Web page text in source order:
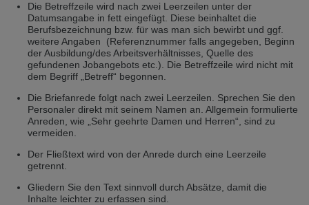
We have detected, that your browser prefers another language than the
selected one. This website is also available in English. Would you like to
switch to the English version?
Switch to English version Stay on this version
Die Betreffzeile wird nach zwei Leerzeilen unter der
Datumsangabe in fett eingefügt. Diese beinhaltet die
Berufsbezeichnung bzw. für was man sich bewirbt und ggf.
weitere Angaben (Referenznummer falls angegeben, Beginn
der Ausbildung/des Arbeitsverhältnisses, Quelle des
gefundenen Jobangebots etc.). Die Betreffzeile wird nicht mit
dem Begriff „Betreff“ begonnen.
Die Briefanrede folgt nach zwei Leerzeilen. Sprechen Sie den
Personaler direkt mit seinem Namen an. Allgemein formulierte
Anreden, wie „Sehr geehrte Damen und Herren“, sind zu
vermeiden.
Der Fließtext wird von der Anrede durch eine Leerzeile
getrennt.
Gliedern Sie den Text sinnvoll durch Absätze, damit die
Inhalte leichter zu erfassen sind.